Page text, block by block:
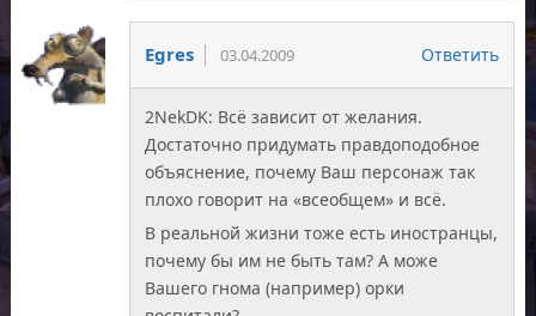
Egres 03.04.2009 Ответить
2NekDK: Всё зависит от желания.
Достаточно придумать правдоподобное
объяснение, почему Ваш персонаж так
плохо говорит на «всеобщем» и всё.
В реальной жизни тоже есть иностранцы,
почему бы им не быть там? А може
Вашего гнома (например) орки